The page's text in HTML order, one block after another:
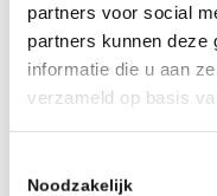
partners voor social
partners kunnen deze
informatie die u aan
verzameld op basis
Noodzakelijk